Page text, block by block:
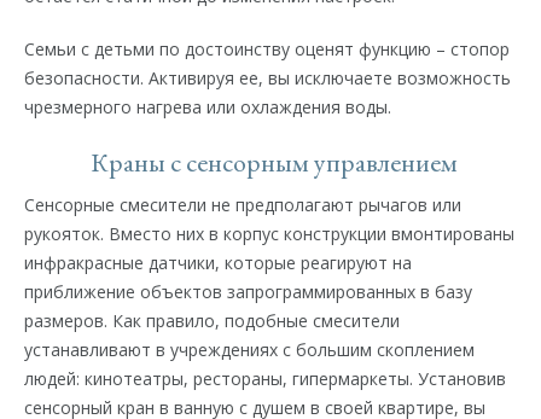
Семьи с детьми по достоинству оценят функцию – стопор
безопасности. Активируя ее, вы исключаете возможность
чрезмерного нагрева или охлаждения воды.
Краны с сенсорным управлением
Сенсорные смесители не предполагают рычагов или
рукояток. Вместо них в корпус конструкции вмонтированы
инфракрасные датчики, которые реагируют на
приближение объектов запрограммированных в базу
размеров. Как правило, подобные смесители
устанавливают в учреждениях с большим скоплением
людей: кинотеатры, рестораны, гипермаркеты. Установив
сенсорный кран в ванную с душем в своей квартире, вы